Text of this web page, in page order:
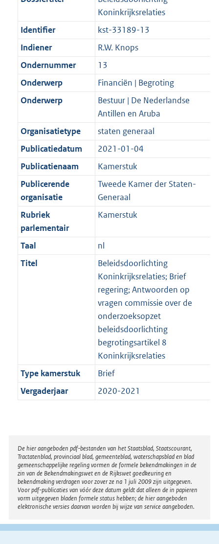
t
a
b K
b
Koninkrijksrelaties
Identifier
kst-33189-13
Indiener
R.W. Knops
Ondernummer
13
Onderwerp
Financiën | Begroting
Onderwerp
Bestuur | De Nederlandse
Antillen en Aruba
Organisatietype
staten generaal
Publicatiedatum
2021-01-04
Publicatienaam
Kamerstuk
Publicerende
organisatie
Tweede Kamer der Staten-
Generaal
Rubriek
parlementair
Kamerstuk
Taal
nl
Titel
Beleidsdoorlichting
Koninkrijksrelaties; Brief
regering; Antwoorden op
vragen commissie over de
onderzoeksopzet
beleidsdoorlichting
begrotingsartikel 8
Koninkrijksrelaties
Type kamerstuk
Brief
Vergaderjaar
2020-2021
Disclaimer
De hier aangeboden pdf-bestanden van het Staatsblad, Staatscourant,
Tractatenblad, provinciaal blad, gemeenteblad, waterschapsblad en blad
gemeenschappelijke regeling vormen de formele bekendmakingen in de
zin van de Bekendmakingswet en de Rijkswet goedkeuring en
bekendmaking verdragen voor zover ze na 1 juli 2009 zijn uitgegeven.
Voor pdf-publicaties van vóór deze datum geldt dat alleen de in papieren
vorm uitgegeven bladen formele status hebben; de hier aangeboden
elektronische versies daarvan worden bij wijze van service aangeboden.